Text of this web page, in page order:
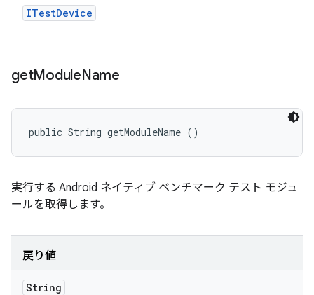
ITestDevice
getModuleName
public String getModuleName ()
実行する Android ネイティブ ベンチマーク テスト モジュ
ールを取得します。
戻り値
String